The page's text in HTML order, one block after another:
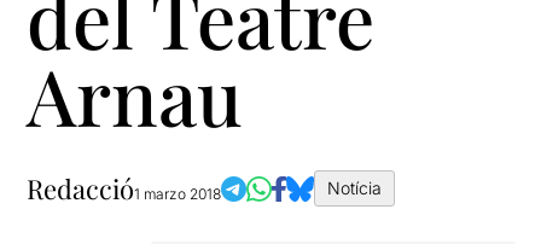
Arnau
Redacció1 marzo 2018 Notícia